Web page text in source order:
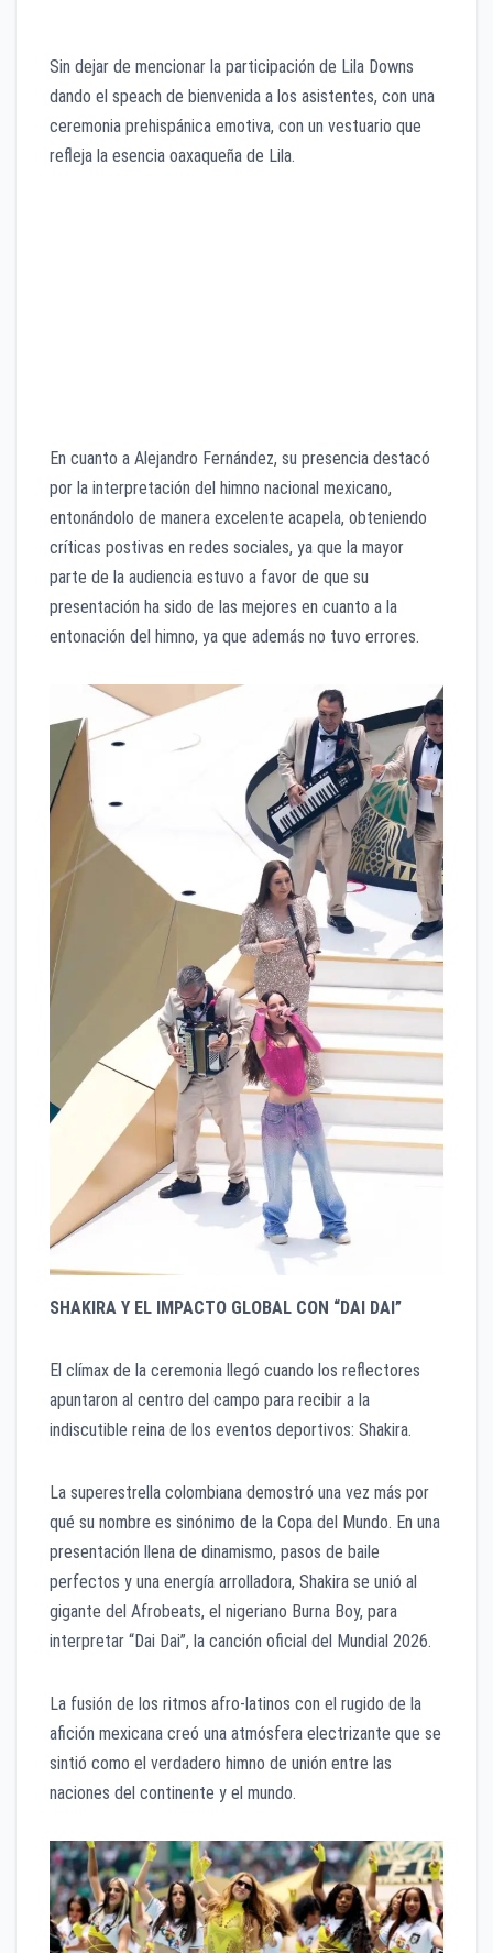
Sin dejar de mencionar la participación de Lila Downs
dando el speach de bienvenida a los asistentes, con una
ceremonia prehispánica emotiva, con un vestuario que
refleja la esencia oaxaqueña de Lila.
En cuanto a Alejandro Fernández, su presencia destacó
por la interpretación del himno nacional mexicano,
entonándolo de manera excelente acapela, obteniendo
críticas postivas en redes sociales, ya que la mayor
parte de la audiencia estuvo a favor de que su
presentación ha sido de las mejores en cuanto a la
entonación del himno, ya que además no tuvo errores.
SHAKIRA Y EL IMPACTO GLOBAL CON “DAI DAI”
El clímax de la ceremonia llegó cuando los reflectores
apuntaron al centro del campo para recibir a la
indiscutible reina de los eventos deportivos: Shakira.
La superestrella colombiana demostró una vez más por
qué su nombre es sinónimo de la Copa del Mundo. En una
presentación llena de dinamismo, pasos de baile
perfectos y una energía arrolladora, Shakira se unió al
gigante del Afrobeats, el nigeriano Burna Boy, para
interpretar “Dai Dai”, la canción oficial del Mundial 2026.
La fusión de los ritmos afro-latinos con el rugido de la
afición mexicana creó una atmósfera electrizante que se
sintió como el verdadero himno de unión entre las
naciones del continente y el mundo.